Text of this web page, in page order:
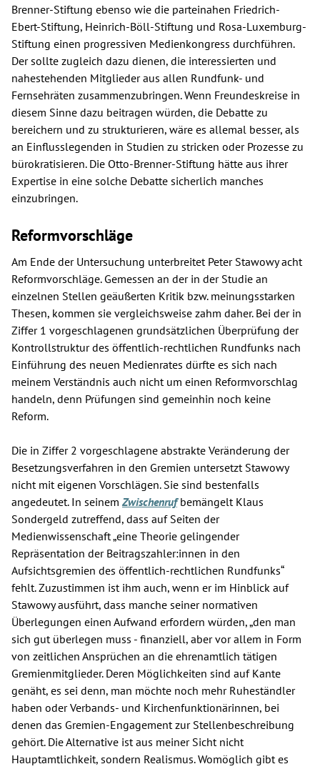
Brenner-Stiftung ebenso wie die parteinahen Friedrich-
Ebert-Stiftung, Heinrich-Böll-Stiftung und Rosa-Luxemburg-
Stiftung einen progressiven Medienkongress durchführen.
Der sollte zugleich dazu dienen, die interessierten und
nahestehenden Mitglieder aus allen Rundfunk- und
Fernsehräten zusammenzubringen. Wenn Freundeskreise in
diesem Sinne dazu beitragen würden, die Debatte zu
bereichern und zu strukturieren, wäre es allemal besser, als
an Einflusslegenden in Studien zu stricken oder Prozesse zu
bürokratisieren. Die Otto-Brenner-Stiftung hätte aus ihrer
Expertise in eine solche Debatte sicherlich manches
einzubringen.
Reformvorschläge
Am Ende der Untersuchung unterbreitet Peter Stawowy acht
Reformvorschläge. Gemessen an der in der Studie an
einzelnen Stellen geäußerten Kritik bzw. meinungsstarken
Thesen, kommen sie vergleichsweise zahm daher. Bei der in
Ziffer 1 vorgeschlagenen grundsätzlichen Überprüfung der
Kontrollstruktur des öffentlich-rechtlichen Rundfunks nach
Einführung des neuen Medienrates dürfte es sich nach
meinem Verständnis auch nicht um einen Reformvorschlag
handeln, denn Prüfungen sind gemeinhin noch keine
Reform.
Die in Ziffer 2 vorgeschlagene abstrakte Veränderung der
Besetzungsverfahren in den Gremien untersetzt Stawowy
nicht mit eigenen Vorschlägen. Sie sind bestenfalls
angedeutet. In seinem Zwischenrufbemängelt Klaus
Sondergeld zutreffend, dass auf Seiten der
Medienwissenschaft „eine Theorie gelingender
Repräsentation der Beitragszahler:innen in den
Aufsichtsgremien des öffentlich-rechtlichen Rundfunks“
fehlt. Zuzustimmen ist ihm auch, wenn er im Hinblick auf
Stawowy ausführt, dass manche seiner normativen
Überlegungen einen Aufwand erfordern würden, „den man
sich gut überlegen muss - finanziell, aber vor allem in Form
von zeitlichen Ansprüchen an die ehrenamtlich tätigen
Gremienmitglieder. Deren Möglichkeiten sind auf Kante
genäht, es sei denn, man möchte noch mehr Ruheständler
haben oder Verbands- und Kirchenfunktionärinnen, bei
denen das Gremien-Engagement zur Stellenbeschreibung
gehört. Die Alternative ist aus meiner Sicht nicht
Hauptamtlichkeit, sondern Realismus. Womöglich gibt es